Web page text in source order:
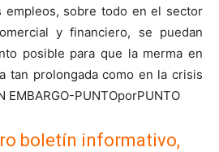
empleos, sobre todo en el sector
y financiero, se puedan
posible para que la merma en
tan prolongada como en la crisis
EMBARGO-PUNTOporPUNTO
boletín informativo,